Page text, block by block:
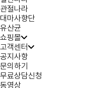
관절나라
대마사향단
유산균
쇼핑몰
고객센터
공지사항
문의하기
무료상담신청
동영상